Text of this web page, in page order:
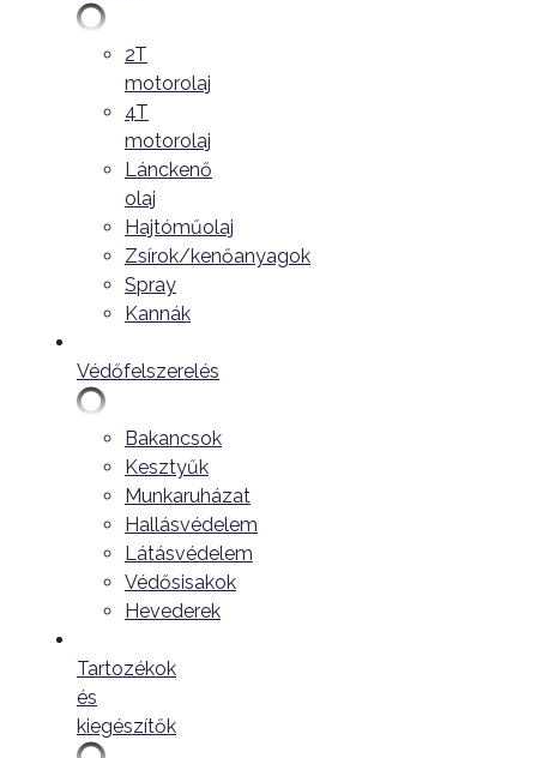
2T
motorolaj
4T
motorolaj
Lánckenő
olaj
Hajtóműolaj
Zsírok/kenőanyagok
Spray
Kannák
Védőfelszerelés
Bakancsok
Kesztyűk
Munkaruházat
Hallásvédelem
Látásvédelem
Védősisakok
Hevederek
Tartozékok
és
kiegészítők